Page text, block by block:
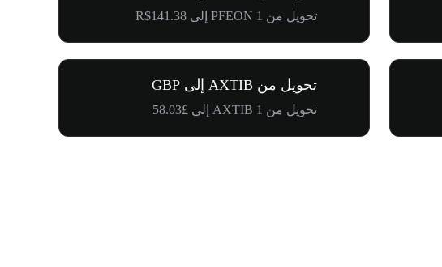
تحويل من 1 PFEON إلى R$141.38
تحويل من AXTIB إلى GBP
تحويل من 1 AXTIB إلى £58.03